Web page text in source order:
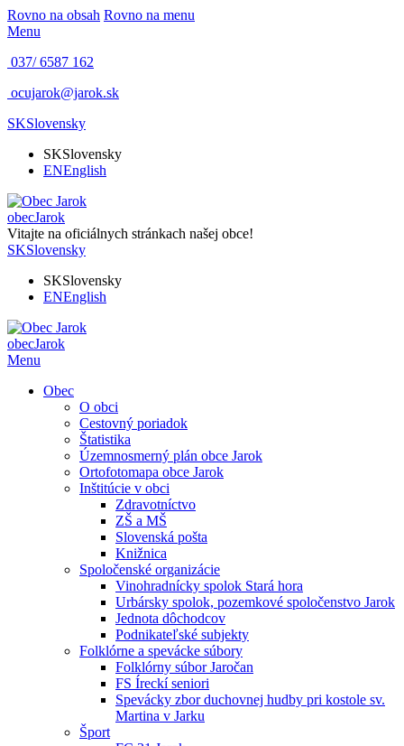
Rovno na obsah Rovno na menu
Menu
037/ 6587 162
ocujarok@jarok.sk
SKSlovensky
SKSlovensky
ENEnglish
obecJarok
Vitajte na oficiálnych stránkach našej obce!
SKSlovensky
SKSlovensky
ENEnglish
obecJarok
Menu
Obec
O obci
Cestovný poriadok
Štatistika
Územnosmerný plán obce Jarok
Ortofotomapa obce Jarok
Inštitúcie v obci
Zdravotníctvo
ZŠ a MŠ
Slovenská pošta
Knižnica
Spoločenské organizácie
Vinohradnícky spolok Stará hora
Urbársky spolok, pozemkové spoločenstvo Jarok
Jednota dôchodcov
Podnikateľské subjekty
Folklórne a spevácke súbory
Folklórny súbor Jaročan
FS Íreckí seniori
Spevácky zbor duchovnej hudby pri kostole sv.
Martina v Jarku
Šport